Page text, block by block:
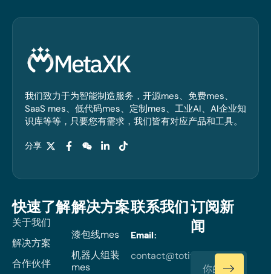
我们致力于为智能制造服务，开源mes、免费mes、
SaaS mes、低代码mes、定制mes、工业AI、AI企业知
识库等等，只要您有需求，我们皆有对应产品和工具。
分享
快速了解
关于我们
解决方案
合作伙伴
解决方案
漆包线mes
机器人组装
mes
联系我们
Email:
contact@totiverse.com
订阅新
闻